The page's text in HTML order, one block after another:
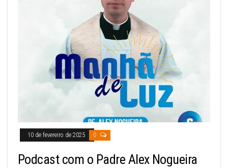
10 de fevereiro de 2025 0
Podcast com o Padre Alex Nogueira